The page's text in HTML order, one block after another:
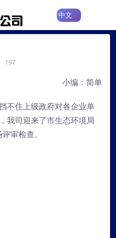
197
小编：简单
不住上级政府对各企业单
我司迎来了市生态环境局
审检查。